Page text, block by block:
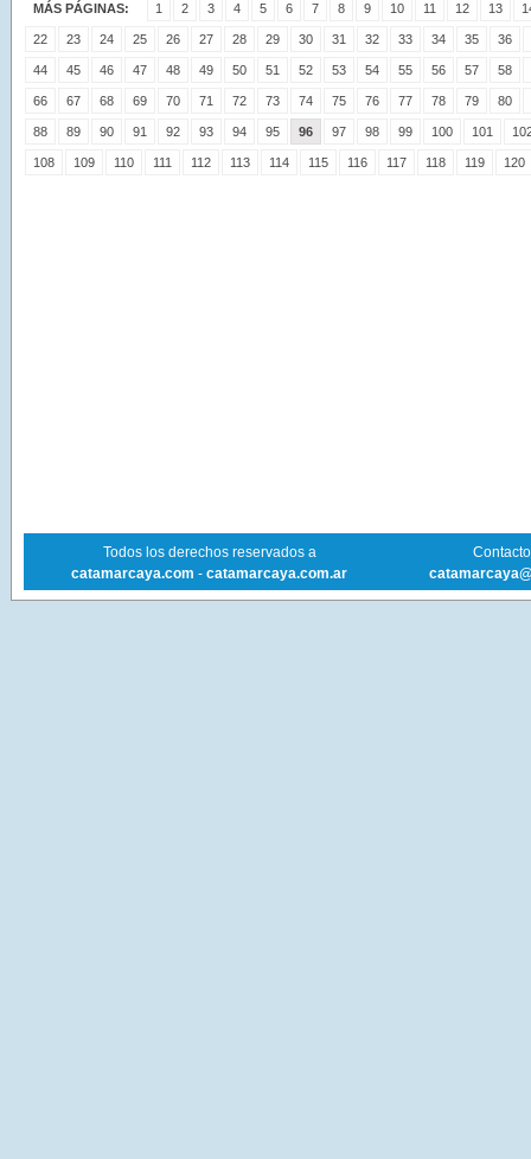
MÁS PÁGINAS: 1 2 3 4 5 6 7 8 9 10 11 12 13
22 23 24 25 26 27 28 29 30 31 32 33 34 35 36
44 45 46 47 48 49 50 51 52 53 54 55 56 57 58
66 67 68 69 70 71 72 73 74 75 76 77 78 79 80
88 89 90 91 92 93 94 95 96 97 98 99 100 101
108 109 110 111 112 113 114 115 116 117 118 119 120
Todos los derechos reservados a
catamarcaya.com - catamarcaya.com.ar